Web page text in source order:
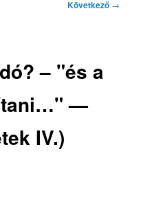
Következő →
– "és a
—
IV.)